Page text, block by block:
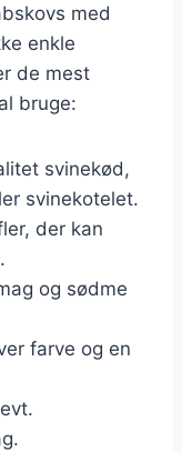
med
enkle
de mest
bruge:
svinekød,
svinekotelet.
der kan
og sødme
farve og en